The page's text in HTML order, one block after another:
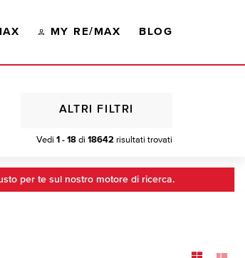
MY RE/MAX BLOG
Vedi 1 - 18 di 18642 risultati trovati
ALTRI FILTRI
per te sul nostro motore di ricerca.